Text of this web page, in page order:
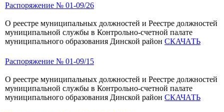
Распоряжение № 01-09/26
О реестре муниципальных должностей и Реестре должностей
муниципальной службы в Контрольно-счетной палате
муниципального образования Динской район СКАЧАТЬ
Распоряжение № 01-09/15
О реестре муниципальных должностей и Реестре должностей
муниципальной службы в Контрольно-счетной палате
муниципального образования Динской район СКАЧАТЬ